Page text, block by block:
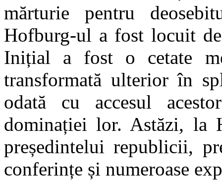
mărturie pentru
Hofburg-ul a fost locuit
Inițial a fost o cetate
transformată ulterior în
odată cu accesul
dominației lor. Astăzi, la
președintelui republicii,
conferințe și numeroase